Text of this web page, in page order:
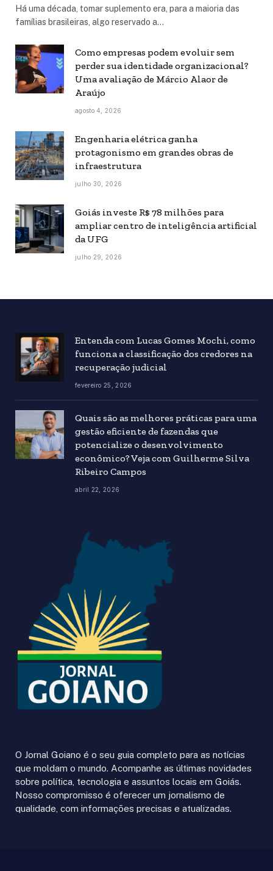
Há uma década, tomar suplemento era, para a maioria das
famílias brasileiras, algo reservado a…
Como empresas podem evoluir sem
perder sua identidade organizacional?
Uma avaliação de Márcio Alaor de
Araújo
agosto 4, 2026
Engenharia elétrica ganha
protagonismo em grandes obras de
infraestrutura
julho 30, 2026
Goiás investe R$ 78 milhões para
ampliar centro de inteligência artificial
da UFG
julho 29, 2026
Entenda com Lucas Gomes Mochi, como
funciona a classificação dos credores na
recuperação judicial
fevereiro 25, 2026
Quais são as melhores práticas para uma
gestão eficiente de fazendas que
potencialize o desenvolvimento
econômico? Veja com Guilherme Silva
Ribeiro Campos
abril 22, 2026
O Jornal Goiano é o seu guia completo para as notícias
que moldam o mundo. Acompanhe as últimas novidades
sobre política, tecnologia e assuntos locais em Goiás.
Nosso compromisso é oferecer um jornalismo de
qualidade, com informações precisas e atualizadas.